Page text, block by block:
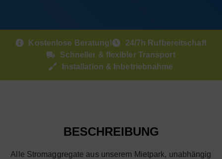
Kostenlose Beratung!
24/7h Rufbereitschaft
Schneller & flexibler Transport
Installation & Inbetriebnahme
BESCHREIBUNG
Alle Stromaggregate aus unserem Mietpark, unabhängig